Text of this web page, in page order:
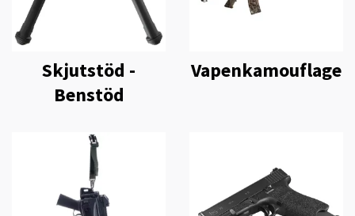
Skjutstöd -
Benstöd
Vapenkamouflage